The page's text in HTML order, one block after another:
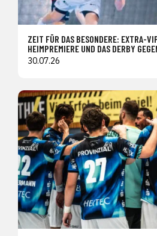
ZEIT FÜR DAS BESONDERE: EXTRA-
HEIMPREMIERE UND DAS DERBY
30.07.26